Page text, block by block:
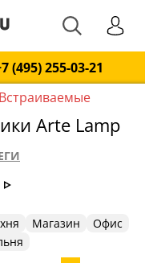
(495) 255-03-21
Встраиваемые
Arte Lamp
Магазин
Офис